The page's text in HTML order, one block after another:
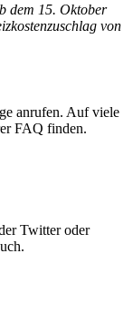
dem 15. Oktober
von
anrufen. Auf viele
FAQ finden.
Twitter oder